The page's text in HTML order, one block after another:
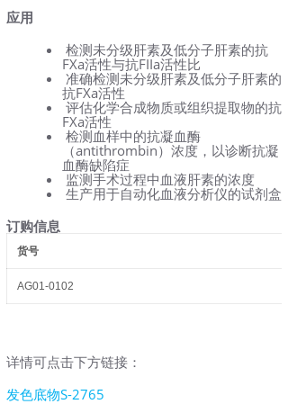
应用
检测未分级肝素及低分子肝素的抗
FXa活性与抗FIIa活性比
准确检测未分级肝素及低分子肝素的
抗FXa活性
评估化学合成物质或组织提取物的抗
FXa活性
检测血样中的抗凝血酶
（antithrombin）浓度，以诊断抗凝
血酶缺陷症
监测手术过程中血液肝素的浓度
生产用于自动化血液分析仪的试剂盒
订购信息
货号
AG01-0102
详情可点击下方链接：
发色底物S-2765